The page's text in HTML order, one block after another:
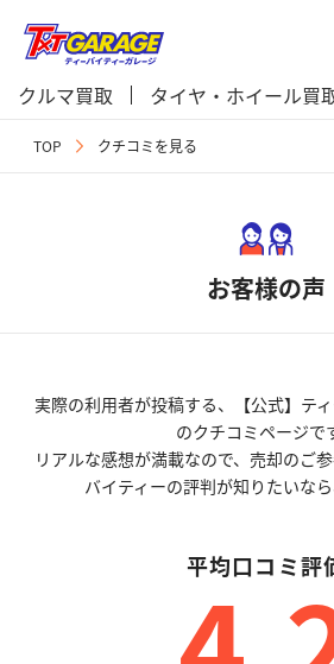
クルマ買取 タイヤ・ホイール買
TOP クチコミを見る
お客様の声
実際の利用者が投稿する、【公式】テ
のクチコミページで
リアルな感想が満載なので、売却のご
バイティーの評判が知りたいな
平均口コミ評